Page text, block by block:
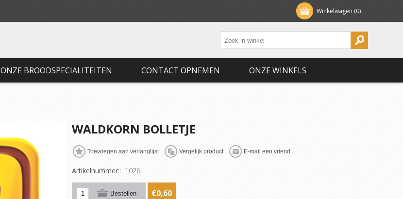
Winkelwagen (0)
ONZE BROODSPECIALITEITEN CONTACT OPNEMEN ONZE WINKELS
WALDKORN BOLLETJE
Artikelnummer:: 1026
€0,60